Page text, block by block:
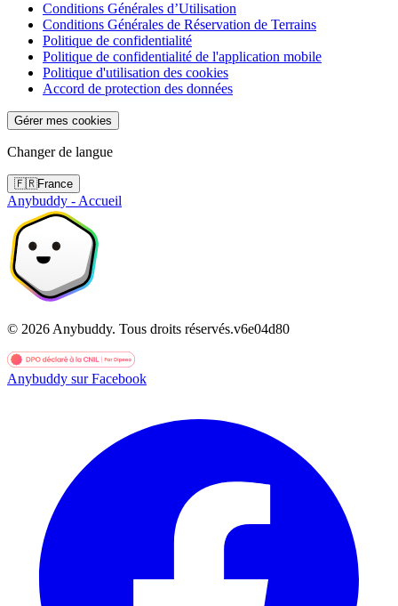
Conditions Générales d’Utilisation
Conditions Générales de Réservation de Terrains
Politique de confidentialité
Politique de confidentialité de l'application mobile
Politique d'utilisation des cookies
Accord de protection des données
Gérer mes cookies
Changer de langue
🇫🇷France
Anybuddy - Accueil
© 2026 Anybuddy. Tous droits réservés.v6e04d80
Anybuddy sur Facebook